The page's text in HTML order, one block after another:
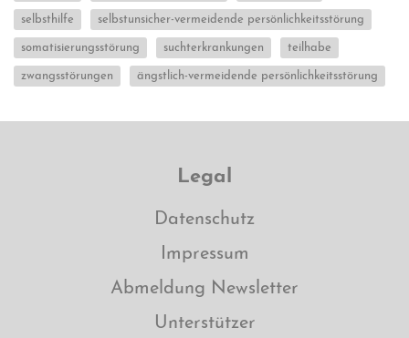
selbsthilfe selbstunsicher-vermeidende persönlichkeitsstörung
somatisierungsstörung suchterkrankungen teilhabe
zwangsstörungen ängstlich-vermeidende persönlichkeitsstörung
Legal
Datenschutz
Impressum
Abmeldung Newsletter
Unterstützer